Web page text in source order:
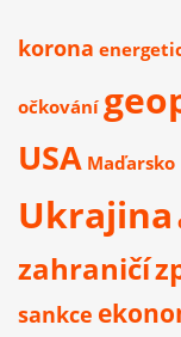
korona
očkování
USA Maďarsko
Ukrajina
zahraničí
sankce